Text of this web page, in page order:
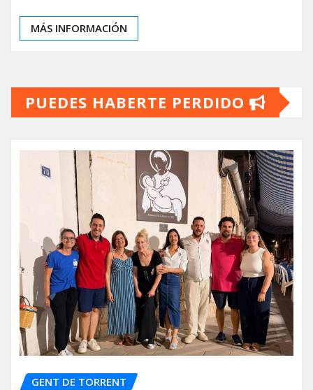
MÁS INFORMACIÓN
PUEDES HABERTE PERDIDO
GENT DE TORRENT